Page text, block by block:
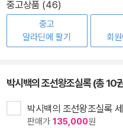
중고상품 (46)
중고
알라딘에 팔기
회
박시백의 조선왕조실록 (총 10
박시백의 조선왕조실록
판매가 135,000원